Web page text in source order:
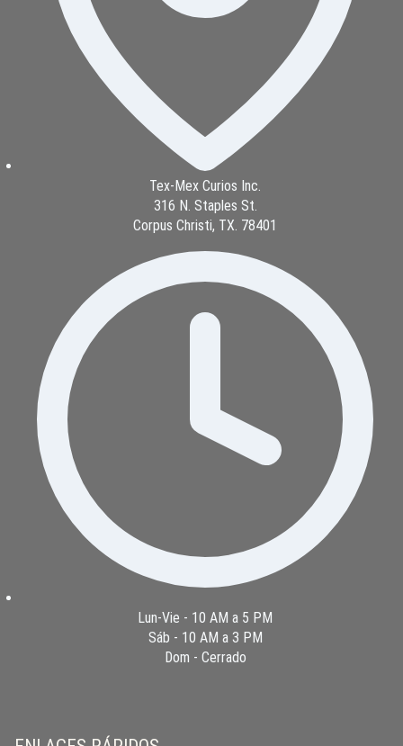
Tex-Mex Curios Inc.
316 N. Staples St.
Corpus Christi, TX. 78401
Lun-Vie - 10 AM a 5 PM
Sáb - 10 AM a 3 PM
Dom - Cerrado